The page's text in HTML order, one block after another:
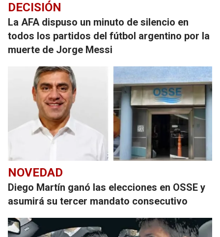
DECISIÓN
La AFA dispuso un minuto de silencio en
todos los partidos del fútbol argentino por la
muerte de Jorge Messi
NOVEDAD
Diego Martín ganó las elecciones en OSSE y
asumirá su tercer mandato consecutivo